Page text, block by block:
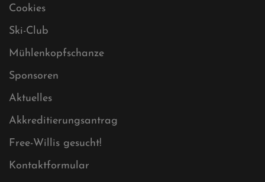
Cookies
Ski-Club
Mühlenkopfschanze
Sponsoren
Aktuelles
Akkreditierungsantrag
Free-Willis gesucht!
Kontaktformular